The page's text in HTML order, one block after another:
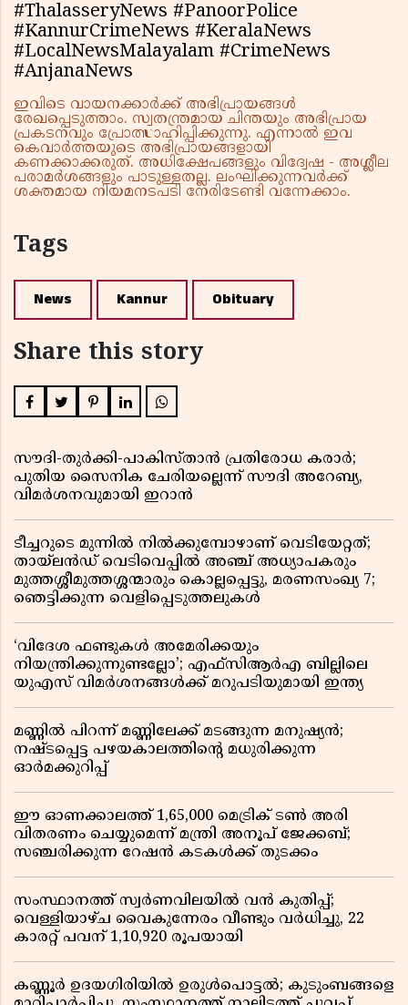
#ThalasseryNews #PanoorPolice
#KannurCrimeNews #KeralaNews
#LocalNewsMalayalam #CrimeNews
#AnjanaNews
ഇവിടെ വായനക്കാർക്ക് അഭിപ്രായങ്ങൾ
രേഖപ്പെടുത്താം. സ്വതന്ത്രമായ ചിന്തയും അഭിപ്രായ
പ്രകടനവും പ്രോത്സാഹിപ്പിക്കുന്നു. എന്നാൽ ഇവ
കെവാർത്തയുടെ അഭിപ്രായങ്ങളായി
കണക്കാക്കരുത്. അധിക്ഷേപങ്ങളും വിദ്വേഷ - അശ്ലീല
പരാമർശങ്ങളും പാടുള്ളതല്ല. ലംഘിക്കുന്നവർക്ക്
ശക്തമായ നിയമനടപടി നേരിടേണ്ടി വന്നേക്കാം.
Tags
News Kannur Obituary
Share this story
സൗദി-തുർക്കി-പാകിസ്താൻ പ്രതിരോധ കരാർ;
പുതിയ സൈനിക ചേരിയല്ലെന്ന് സൗദി അറേബ്യ,
വിമർശനവുമായി ഇറാൻ
ടീച്ചറുടെ മുന്നിൽ നിൽക്കുമ്പോഴാണ് വെടിയേറ്റത്;
തായ്‌ലൻഡ് വെടിവെപ്പിൽ അഞ്ച് അധ്യാപകരും
മുത്തശ്ശീമുത്തശ്ശന്മാരും കൊല്ലപ്പെട്ടു, മരണസംഖ്യ 7;
ഞെട്ടിക്കുന്ന വെളിപ്പെടുത്തലുകൾ
‘വിദേശ ഫണ്ടുകൾ അമേരിക്കയും
നിയന്ത്രിക്കുന്നുണ്ടല്ലോ’; എഫ്സിആർഎ ബില്ലിലെ
യുഎസ് വിമർശനങ്ങൾക്ക് മറുപടിയുമായി ഇന്ത്യ
മണ്ണിൽ പിറന്ന് മണ്ണിലേക്ക് മടങ്ങുന്ന മനുഷ്യൻ;
നഷ്ടപ്പെട്ട പഴയകാലത്തിൻ്റെ മധുരിക്കുന്ന
ഓർമക്കുറിപ്പ്
ഈ ഓണക്കാലത്ത് 1,65,000 മെട്രിക് ടൺ അരി
വിതരണം ചെയ്യുമെന്ന് മന്ത്രി അനൂപ് ജേക്കബ്;
സഞ്ചരിക്കുന്ന റേഷൻ കടകൾക്ക് തുടക്കം
സംസ്ഥാനത്ത് സ്വർണവിലയിൽ വൻ കുതിപ്പ്;
വെള്ളിയാഴ്ച വൈകുന്നേരം വീണ്ടും വർധിച്ചു, 22
കാരറ്റ് പവന് 1,10,920 രൂപയായി
കണ്ണൂർ ഉദയഗിരിയിൽ ഉരുൾപൊട്ടൽ; കുടുംബങ്ങളെ